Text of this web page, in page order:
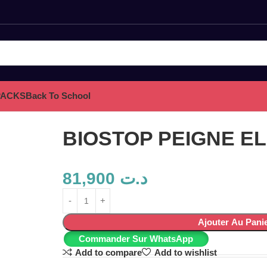
Back To School
BIOSTOP PEIGNE
د.ت
Ajouter Au
Commander Sur WhatsApp
Add to compare
Add to wishlist